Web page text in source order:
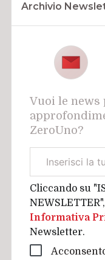
Archivio
Vuoi le
ZeroUno?
aziendale
Cliccando su
Informativa
Newsletter.